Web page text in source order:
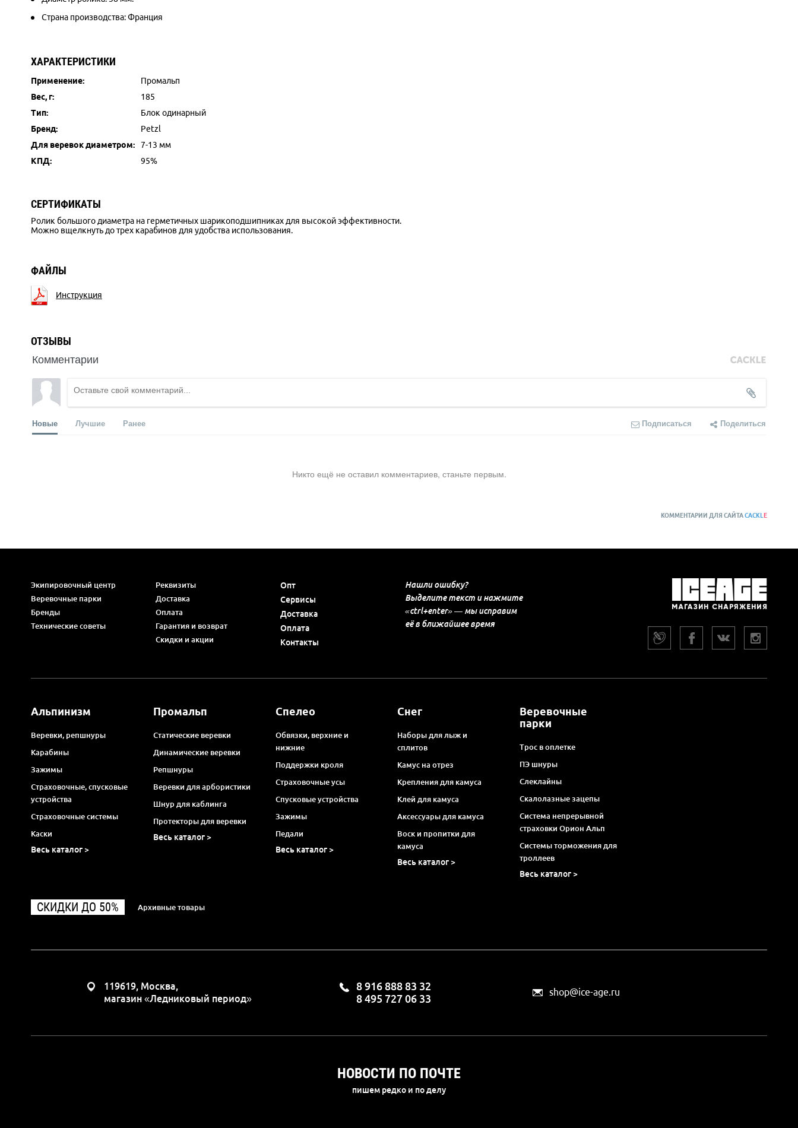
Страна производства: Франция
ХАРАКТЕРИСТИКИ
Применение:
Промальп
Вес, г:
185
Тип:
Блок одинарный
Бренд:
Petzl
Для веревок диаметром:
7-13 мм
КПД:
95%
СЕРТИФИКАТЫ
Ролик большого диаметра на герметичных шарикоподшипниках для высокой эффективности.
Можно вщелкнуть до трех карабинов для удобства использования.
ФАЙЛЫ
Инструкция
ОТЗЫВЫ
Комментарии
Новые Лучшие Ранее Подписаться Поделиться
Никто ещё не оставил комментариев, станьте первым.
КОММЕНТАРИИ ДЛЯ САЙТАCACKL E
Экипировочный центр
Веревочные парки
Бренды
Технические советы
Реквизиты
Доставка
Оплата
Гарантия и возврат
Скидки и акции
Опт
Сервисы
Доставка
Оплата
Контакты
Нашли ошибку?
Выделите текст и нажмите
«ctrl+enter» — мы исправим
её в ближайшее время
Альпинизм
Веревки, репшнуры
Карабины
Зажимы
Страховочные, спусковые
устройства
Страховочные системы
Каски
Весь каталог >
Промальп
Статические веревки
Динамические веревки
Репшнуры
Веревки для арбористики
Шнур для каблинга
Протекторы для веревки
Весь каталог >
Спелео
Обвязки, верхние и
нижние
Поддержки кроля
Страховочные усы
Спусковые устройства
Зажимы
Педали
Весь каталог >
Снег
Наборы для лыж и
сплитов
Камус на отрез
Крепления для камуса
Клей для камуса
Аксессуары для камуса
Воск и пропитки для
камуса
Весь каталог >
Веревочные
парки
Трос в оплетке
ПЭ шнуры
Слеклайны
Скалолазные зацепы
Система непрерывной
страховки Орион Альп
Системы торможения для
троллеев
Весь каталог >
СКИДКИ ДО 50% Архивные товары
119619, Москва,
магазин «Ледниковый период»
8 916 888 83 32
8 495 727 06 33
shop@ice-age.ru
НОВОСТИ ПО ПОЧТЕ
пишем редко и по делу